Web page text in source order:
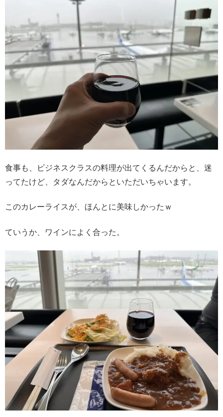
食事も、ビジネスクラスの料理が出てくるんだからと、迷
ってたけど、タダなんだからといただいちゃいます。
このカレーライスが、ほんとに美味しかったｗ
ていうか、ワインによく合った。